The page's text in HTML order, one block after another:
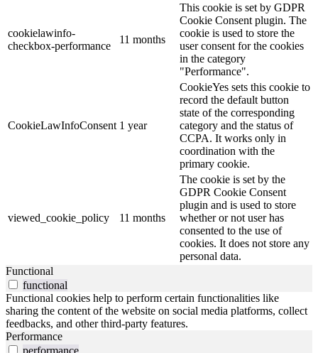
cookielawinfo-
checkbox-performance
11 months
This cookie is set by GDPR
Cookie Consent plugin. The
cookie is used to store the
user consent for the cookies
in the category
"Performance".
CookieLawInfoConsent 1 year
CookieYes sets this cookie to
record the default button
state of the corresponding
category and the status of
CCPA. It works only in
coordination with the
primary cookie.
viewed_cookie_policy 11 months
The cookie is set by the
GDPR Cookie Consent
plugin and is used to store
whether or not user has
consented to the use of
cookies. It does not store any
personal data.
Functional
functional
Functional cookies help to perform certain functionalities like
sharing the content of the website on social media platforms, collect
feedbacks, and other third-party features.
Performance
performance